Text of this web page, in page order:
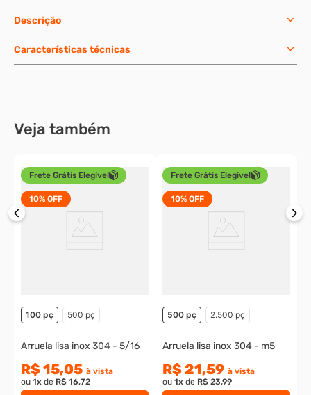
Descrição
Características técnicas
Veja também
Frete Grátis Elegível
10% OFF
100 pç 500 pç
Arruela lisa inox 304 - 5/16
R$ 15,05 à vista
ou 1x de R$ 16,72
Frete Grátis Elegível
10% OFF
500 pç 2.500 pç
Arruela lisa inox 304 - m5
R$ 21,59 à vista
ou 1x de R$ 23,99